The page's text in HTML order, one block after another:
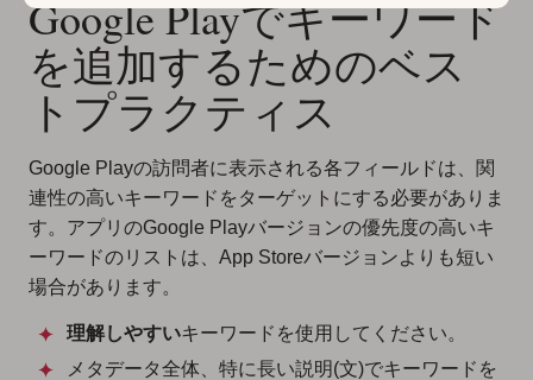
Google Playでキーワード
を追加するためのベス
トプラクティス
Google Playの訪問者に表示される各フィールドは、関
連性の高いキーワードをターゲットにする必要がありま
す。アプリのGoogle Playバージョンの優先度の高いキ
ーワードのリストは、App Storeバージョンよりも短い
場合があります。
理解しやすいキーワードを使用してください。
メタデータ全体、特に長い説明(文)でキーワードを